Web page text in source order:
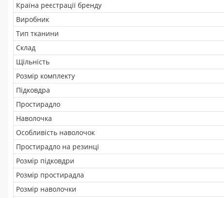
Країна реєстрації бренду
Виробник
Тип тканини
Склад
Щільність
Розмір комплекту
Підковдра
Простирадло
Наволочка
Особливість наволочок
Простирадло на резинці
Розмір підковдри
Розмір простирадла
Розмір наволочки